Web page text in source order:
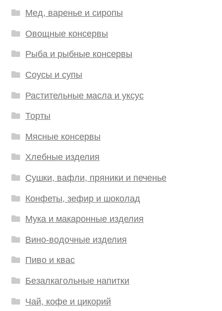
Мед, варенье и сиропы
Овощные консервы
Рыба и рыбные консервы
Соусы и супы
Растительные масла и уксус
Торты
Мясные консервы
Хлебные изделия
Сушки, вафли, пряники и печенье
Конфеты, зефир и шоколад
Мука и макаронные изделия
Вино-водочные изделия
Пиво и квас
Безалкагольные напитки
Чай, кофе и цикорий